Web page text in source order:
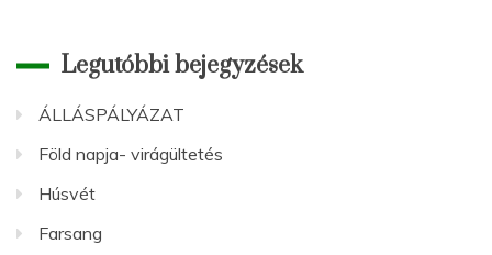
Legutóbbi bejegyzések
ÁLLÁSPÁLYÁZAT
Föld napja- virágültetés
Húsvét
Farsang